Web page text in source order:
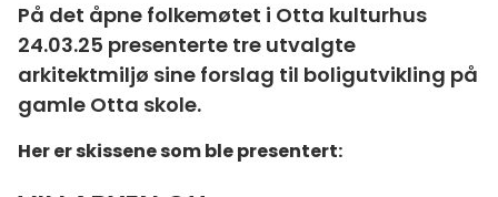
På det åpne folkemøtet i Otta kulturhus
24.03.25 presenterte tre utvalgte
arkitektmiljø sine forslag til boligutvikling på
gamle Otta skole.
Her er skissene som ble presentert: